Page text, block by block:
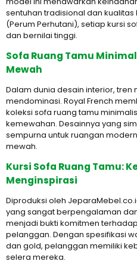
sentuhan tradisional dan kualitas
(Perum Perhutani), setiap kursi
dan bernilai tinggi.
Sofa Ruang Tamu
Mewah
Dalam dunia desain interior, tren
mendominasi. Royal French
koleksi sofa ruang tamu
kemewahan. Desainnya yang
sempurna untuk ruangan
mewah.
Kursi Sofa Ruang Tamu:
Menginspirasi
Diproduksi oleh
yang sangat berpengalaman
menjadi bukti komitmen
pelanggan. Dengan spesifikasi
dan gold, pelanggan memiliki
selera mereka.